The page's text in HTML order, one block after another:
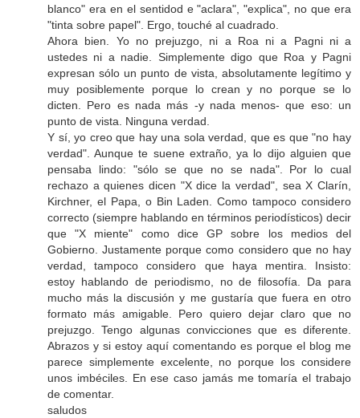
blanco" era en el sentidod e "aclara", "explica", no que era
"tinta sobre papel". Ergo, touché al cuadrado.
Ahora bien. Yo no prejuzgo, ni a Roa ni a Pagni ni a
ustedes ni a nadie. Simplemente digo que Roa y Pagni
expresan sólo un punto de vista, absolutamente legítimo y
muy posiblemente porque lo crean y no porque se lo
dicten. Pero es nada más -y nada menos- que eso: un
punto de vista. Ninguna verdad.
Y sí, yo creo que hay una sola verdad, que es que "no hay
verdad". Aunque te suene extraño, ya lo dijo alguien que
pensaba lindo: "sólo se que no se nada". Por lo cual
rechazo a quienes dicen "X dice la verdad", sea X Clarín,
Kirchner, el Papa, o Bin Laden. Como tampoco considero
correcto (siempre hablando en términos periodísticos) decir
que "X miente" como dice GP sobre los medios del
Gobierno. Justamente porque como considero que no hay
verdad, tampoco considero que haya mentira. Insisto:
estoy hablando de periodismo, no de filosofía. Da para
mucho más la discusión y me gustaría que fuera en otro
formato más amigable. Pero quiero dejar claro que no
prejuzgo. Tengo algunas convicciones que es diferente.
Abrazos y si estoy aquí comentando es porque el blog me
parece simplemente excelente, no porque los considere
unos imbéciles. En ese caso jamás me tomaría el trabajo
de comentar.
saludos